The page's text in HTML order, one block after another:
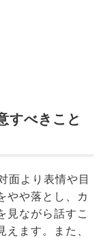
すべきこと
面より表情や目
やや落とし、カ
見ながら話すこ
えます。また、